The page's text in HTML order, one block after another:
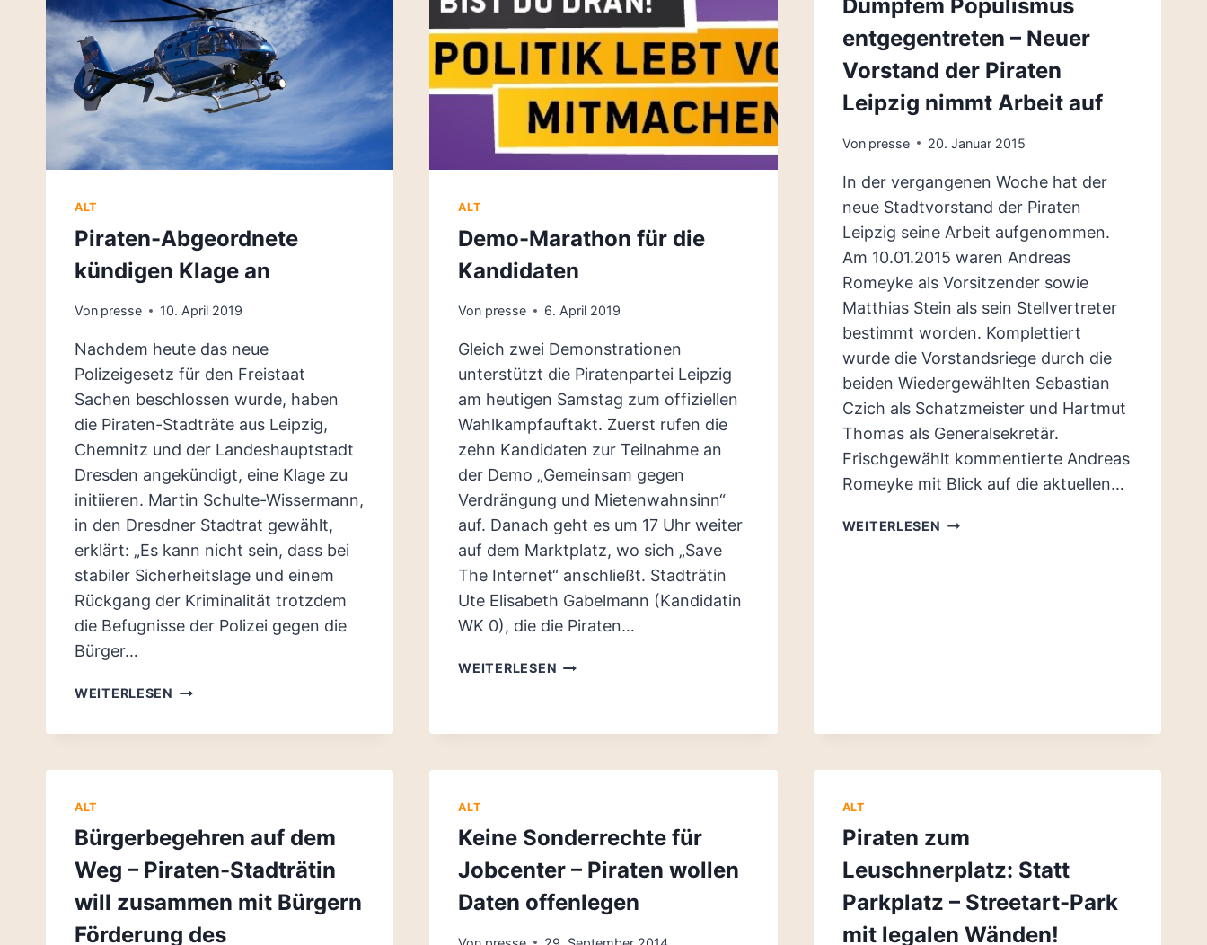
ALT
Piraten-Abgeordnete
kündigen Klage an
Von presse 10. April 2019
Nachdem heute das neue
Polizeigesetz für den Freistaat
Sachen beschlossen wurde, haben
die Piraten-Stadträte aus Leipzig,
Chemnitz und der Landeshauptstadt
Dresden angekündigt, eine Klage zu
initiieren. Martin Schulte-Wissermann,
in den Dresdner Stadtrat gewählt,
erklärt: „Es kann nicht sein, dass bei
stabiler Sicherheitslage und einem
Rückgang der Kriminalität trotzdem
die Befugnisse der Polizei gegen die
Bürger…
WEITERLESEN PIRATEN-
KÜNDIGEN
AN
ALT
Demo-Marathon für die
Kandidaten
Von presse 6. April 2019
Gleich zwei Demonstrationen
unterstützt die Piratenpartei Leipzig
am heutigen Samstag zum offiziellen
Wahlkampfauftakt. Zuerst rufen die
zehn Kandidaten zur Teilnahme an
der Demo „Gemeinsam gegen
Verdrängung und Mietenwahnsinn“
auf. Danach geht es um 17 Uhr weiter
auf dem Marktplatz, wo sich „Save
The Internet“ anschließt. Stadträtin
Ute Elisabeth Gabelmann (Kandidatin
WK 0), die die Piraten…
WEITERLESEN DEMO-
Dumpfem Populismus
entgegentreten – Neuer
Vorstand der Piraten
Leipzig nimmt Arbeit auf
Von presse 20. Januar 2015
In der vergangenen Woche hat der
neue Stadtvorstand der Piraten
Leipzig seine Arbeit aufgenommen.
Am 10.01.2015 waren Andreas
Romeyke als Vorsitzender sowie
Matthias Stein als sein Stellvertreter
bestimmt worden. Komplettiert
wurde die Vorstandsriege durch die
beiden Wiedergewählten Sebastian
Czich als Schatzmeister und Hartmut
Thomas als Generalsekretär.
Frischgewählt kommentierte Andreas
Romeyke mit Blick auf die aktuellen…
WEITERLESEN DUMPFEM
ALT
Bürgerbegehren auf dem
Weg – Piraten-Stadträtin
will zusammen mit Bürgern
Förderung des
ALT
Keine Sonderrechte für
Jobcenter – Piraten wollen
Daten offenlegen
ALT
Piraten zum
Leuschnerplatz: Statt
Parkplatz – Streetart-Park
mit legalen Wänden!